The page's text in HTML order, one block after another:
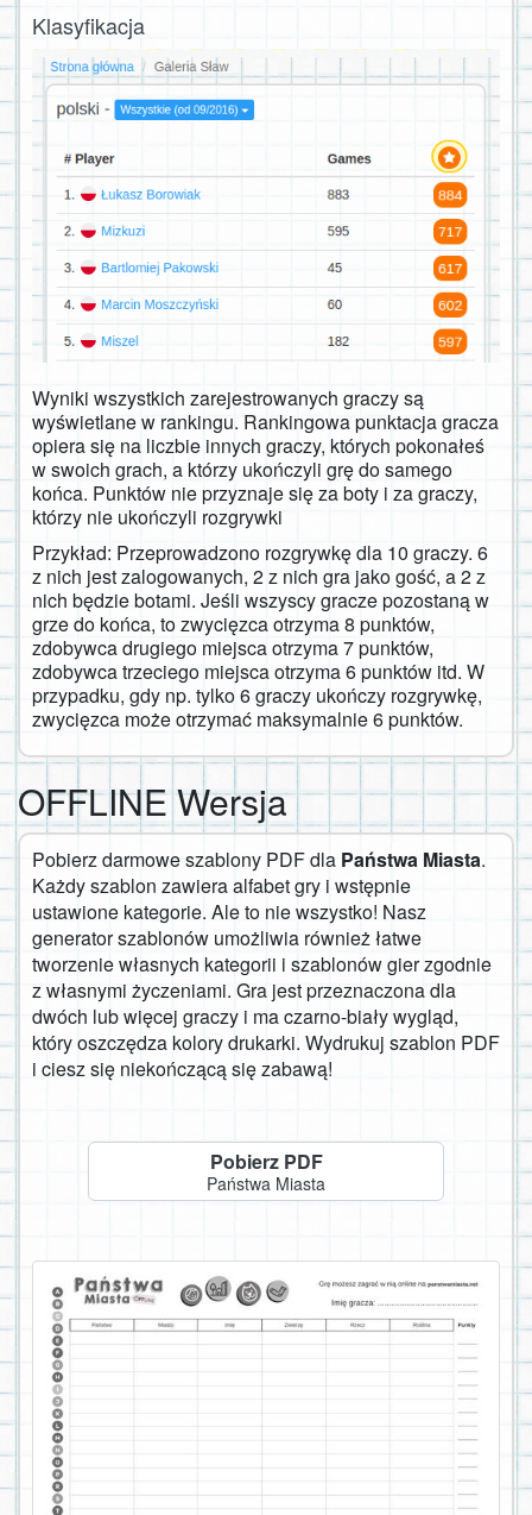
Klasyfikacja
Wyniki wszystkich zarejestrowanych graczy są
wyświetlane w rankingu. Rankingowa punktacja gracza
opiera się na liczbie innych graczy, których pokonałeś
w swoich grach, a którzy ukończyli grę do samego
końca. Punktów nie przyznaje się za boty i za graczy,
którzy nie ukończyli rozgrywki
Przykład: Przeprowadzono rozgrywkę dla 10 graczy. 6
z nich jest zalogowanych, 2 z nich gra jako gość, a 2 z
nich będzie botami. Jeśli wszyscy gracze pozostaną w
grze do końca, to zwycięzca otrzyma 8 punktów,
zdobywca drugiego miejsca otrzyma 7 punktów,
zdobywca trzeciego miejsca otrzyma 6 punktów itd. W
przypadku, gdy np. tylko 6 graczy ukończy rozgrywkę,
zwycięzca może otrzymać maksymalnie 6 punktów.
OFFLINE Wersja
Pobierz darmowe szablony PDF dla Państwa Miasta.
Każdy szablon zawiera alfabet gry i wstępnie
ustawione kategorie. Ale to nie wszystko! Nasz
generator szablonów umożliwia również łatwe
tworzenie własnych kategorii i szablonów gier zgodnie
z własnymi życzeniami. Gra jest przeznaczona dla
dwóch lub więcej graczy i ma czarno-biały wygląd,
który oszczędza kolory drukarki. Wydrukuj szablon PDF
i ciesz się niekończącą się zabawą!
Pobierz PDF
Państwa Miasta